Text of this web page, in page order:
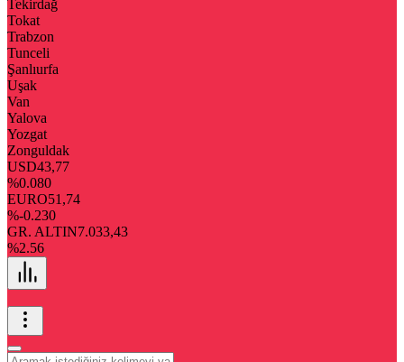
Tekirdağ
Tokat
Trabzon
Tunceli
Şanlıurfa
Uşak
Van
Yalova
Yozgat
Zonguldak
USD43,77
%0.080
EURO51,74
%-0.230
GR. ALTIN7.033,43
%2.56